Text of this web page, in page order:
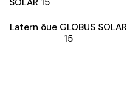
Latern õue GLOBUS SOLAR
15